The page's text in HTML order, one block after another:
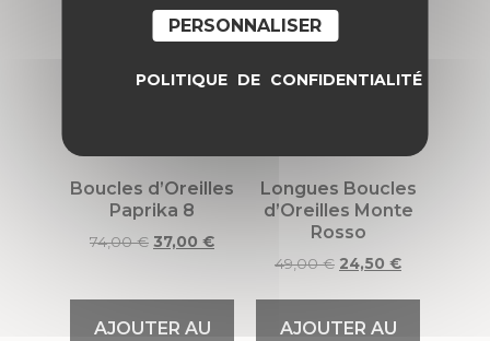
Promo !
Boucles d’Oreilles
Paprika 8
74,00€ 37,00 €
AJOUTER AU
Longues Boucles
d’Oreilles Monte
Rosso
49,00€ 24,50 €
AJOUTER AU
PERSONNALISER
POLITIQUE DE CONFIDENTIALITÉ